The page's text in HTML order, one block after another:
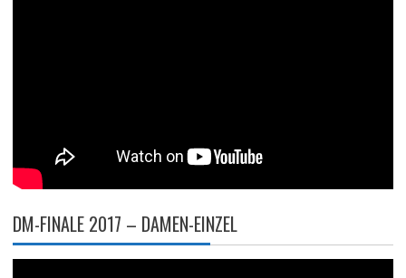
DM-FINALE 2017 – DAMEN-EINZEL